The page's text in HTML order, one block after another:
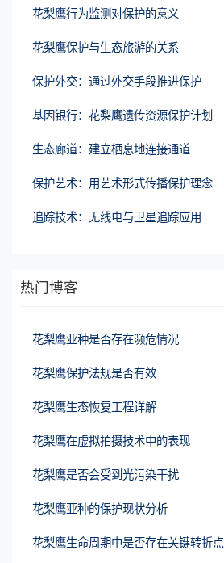
花梨鹰行为监测对保护的意义
花梨鹰保护与生态旅游的关系
保护外交：通过外交手段推进保护
基因银行：花梨鹰遗传资源保护计划
生态廊道：建立栖息地连接通道
保护艺术：用艺术形式传播保护理念
追踪技术：无线电与卫星追踪应用
热门博客
花梨鹰亚种是否存在濒危情况
花梨鹰保护法规是否有效
花梨鹰生态恢复工程详解
花梨鹰在虚拟拍摄技术中的表现
花梨鹰是否会受到光污染干扰
花梨鹰亚种的保护现状分析
花梨鹰生命周期中是否存在关键转折点